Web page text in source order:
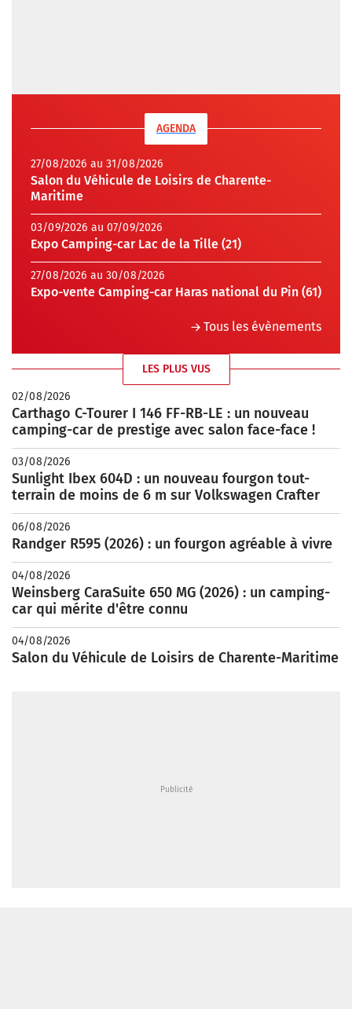
AGENDA
27/08/2026 au 31/08/2026
Salon du Véhicule de Loisirs de Charente-
Maritime
03/09/2026 au 07/09/2026
Expo Camping-car Lac de la Tille (21)
27/08/2026 au 30/08/2026
Expo-vente Camping-car Haras national du Pin (61)
Tous les évènements
LES PLUS VUS
02/08/2026
Carthago C-Tourer I 146 FF-RB-LE : un nouveau
camping-car de prestige avec salon face-face !
03/08/2026
Sunlight Ibex 604D : un nouveau fourgon tout-
terrain de moins de 6 m sur Volkswagen Crafter
06/08/2026
Randger R595 (2026) : un fourgon agréable à vivre
04/08/2026
Weinsberg CaraSuite 650 MG (2026) : un camping-
car qui mérite d'être connu
04/08/2026
Salon du Véhicule de Loisirs de Charente-Maritime